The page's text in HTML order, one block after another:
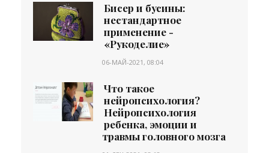
Бисер и бусины:
нестандартное
применение -
«Рукоделие»
06-МАЙ-2021, 08:04
Что такое
нейропсихология?
Нейропсихология
ребенка, эмоции и
травмы головного мозга